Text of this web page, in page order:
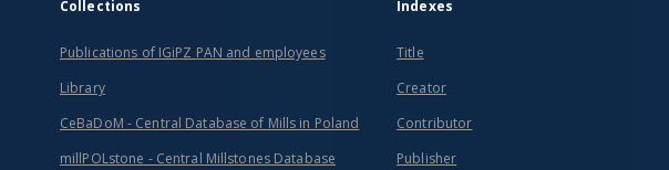
Collections
Publications of IGiPZ PAN and employees
Library
CeBaDoM - Central Database of Mills in Poland
millPOLstone - Central Millstones Database
Indexes
Title
Creator
Contributor
Publisher